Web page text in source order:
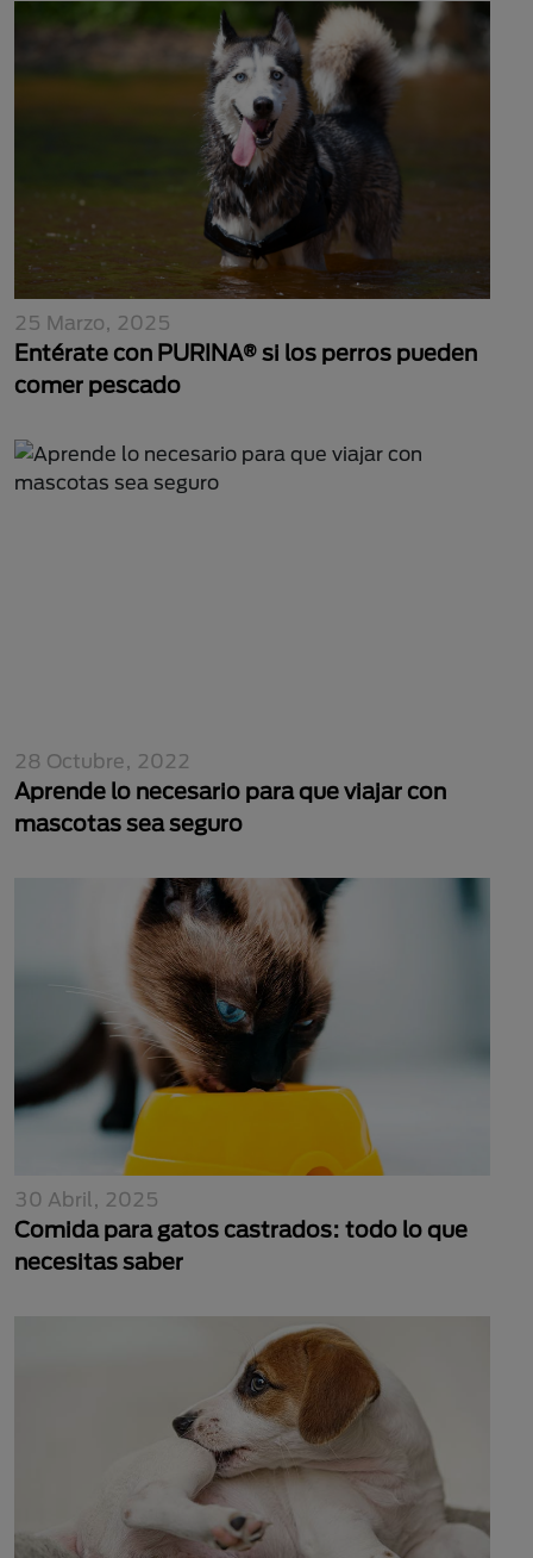
25 Marzo, 2025
Entérate con PURINA® si los perros pueden
comer pescado
28 Octubre, 2022
Aprende lo necesario para que viajar con
mascotas sea seguro
30 Abril, 2025
Comida para gatos castrados: todo lo que
necesitas saber